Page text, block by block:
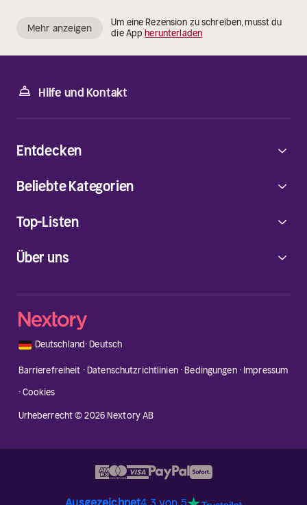
Mehr anzeigen
Um eine Rezension zu schreiben, musst du
die Appherunterladen
Hilfe und Kontakt
Über uns
Entdecken
Beliebte Kategorien
Top-Listen
🇩🇪 Deutschland·Deutsch
Barrierefreiheit ·Datenschutzrichtlinien·Bedingungen· Impressum
·Cookies
Urheberrecht © 2026 Nextory AB